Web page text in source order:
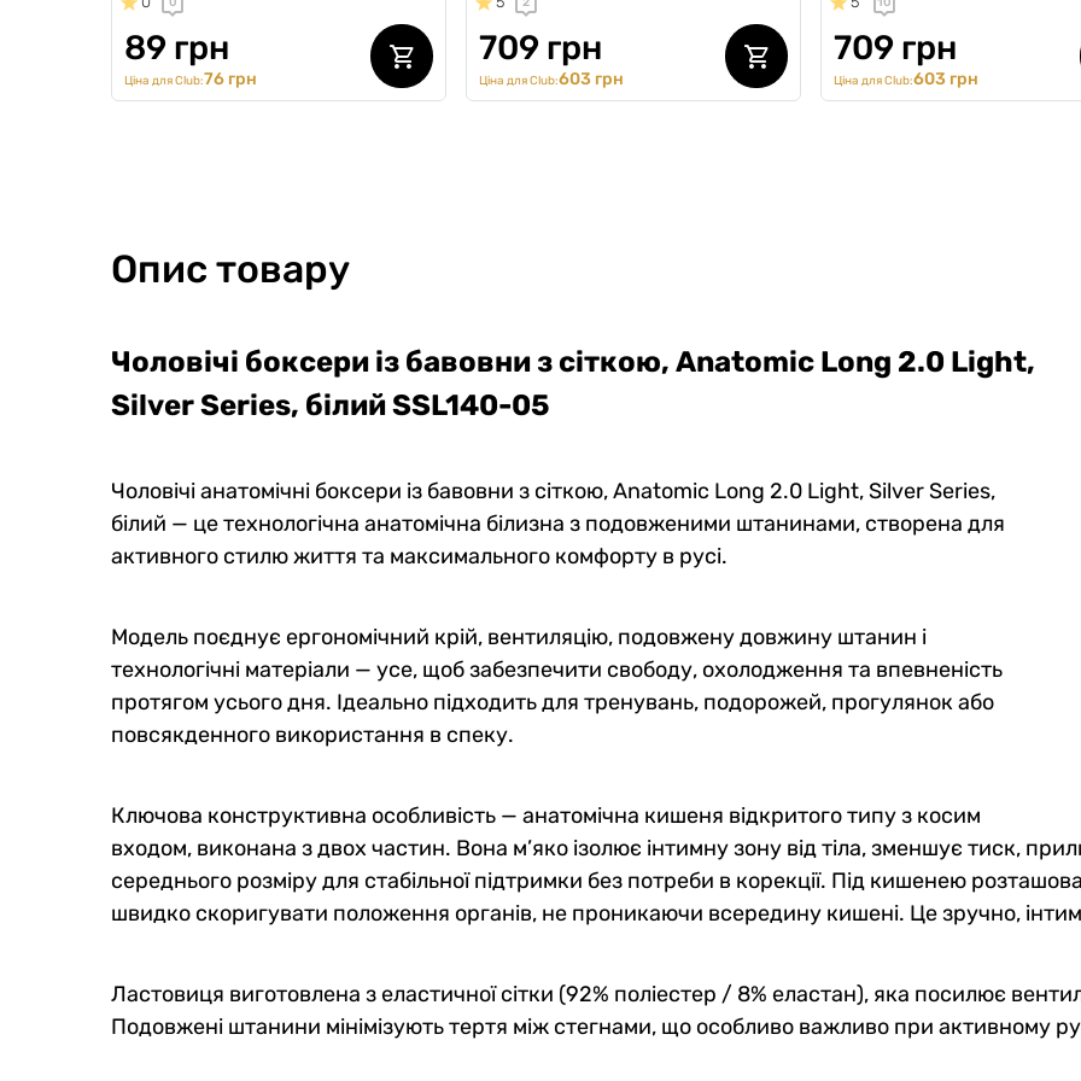
89 грн
Ціна для Club:76 грн
709 грн
Ціна для Club:603 грн
709 грн
Ціна для Club:603 грн
Опис товару
Чоловічі боксери із бавовни з сіткою, Anatomic Long 2.0 Light,
Silver Series, білий SSL140-05
Чоловічі анатомічні боксери із бавовни з сіткою, Anatomic Long 2.0 Light, Silver Series,
білий — це технологічна анатомічна білизна з подовженими штанинами, створена для
активного стилю життя та максимального комфорту в русі.
Модель поєднує ергономічний крій, вентиляцію, подовжену довжину штанин і
технологічні матеріали — усе, щоб забезпечити свободу, охолодження та впевненість
протягом усього дня. Ідеально підходить для тренувань, подорожей, прогулянок або
повсякденного використання в спеку.
Ключова конструктивна особливість — анатомічна кишеня відкритого типу з косим
входом, виконана з двох частин. Вона м’яко ізолює інтимну зону від тіла, зменшує тиск,
середнього розміру для стабільної підтримки без потреби в корекції. Під кишенею
швидко скоригувати положення органів, не проникаючи всередину кишені. Це зручно,
Ластовиця виготовлена з еластичної сітки (92% поліестер / 8% еластан), яка посилює
Подовжені штанини мінімізують тертя між стегнами, що особливо важливо при активному